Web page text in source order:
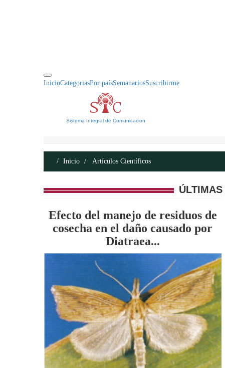
InicioCategoriasPor paísSemanariosSuscribirme
Sistema Integral de Comunicacion
Inicio Artículos Científicos
Efecto del manejo de residuos de
cosecha en el daño causado por
Diatraea...